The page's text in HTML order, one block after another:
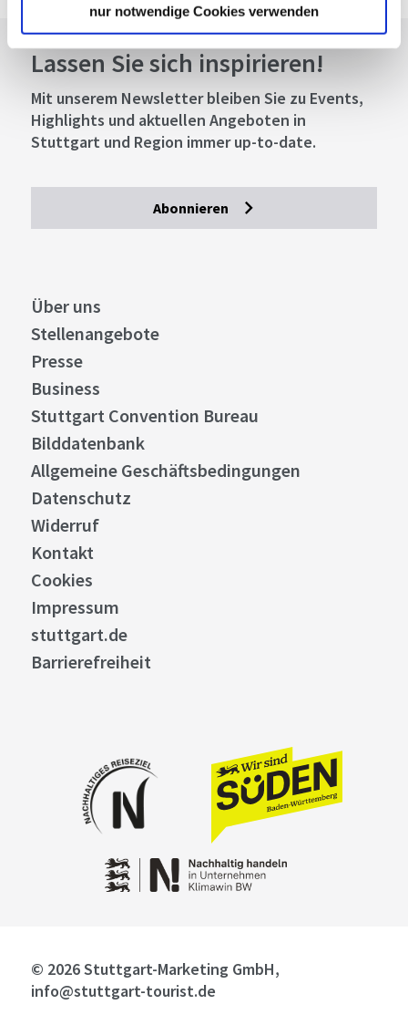
nur notwendige Cookies verwenden
Lassen Sie sich inspirieren!
Mit unserem Newsletter bleiben Sie zu Events,
Highlights und aktuellen Angeboten in
Stuttgart und Region immer up-to-date.
Abonnieren
Über uns
Stellenangebote
Presse
Business
Stuttgart Convention Bureau
Bilddatenbank
Allgemeine Geschäftsbedingungen
Datenschutz
Widerruf
Kontakt
Cookies
Impressum
stuttgart.de
Barrierefreiheit
© 2026 Stuttgart-Marketing GmbH,
info@stuttgart-tourist.de